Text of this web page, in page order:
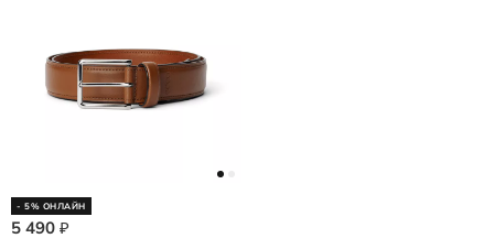
- 5% ОНЛАЙН
5 490 ₽